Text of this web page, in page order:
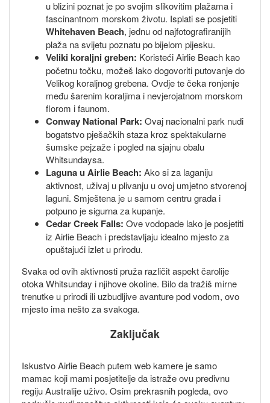
u blizini poznat je po svojim slikovitim plažama i
fascinantnom morskom životu. Isplati se posjetiti
Whitehaven Beach, jednu od najfotografiranijih
plaža na svijetu poznatu po bijelom pijesku.
Veliki koraljni greben: Koristeći Airlie Beach kao
početnu točku, možeš lako dogovoriti putovanje do
Velikog koraljnog grebena. Ovdje te čeka ronjenje
među šarenim koraljima i nevjerojatnom morskom
florom i faunom.
Conway National Park: Ovaj nacionalni park nudi
bogatstvo pješačkih staza kroz spektakularne
šumske pejzaže i pogled na sjajnu obalu
Whitsundaysa.
Laguna u Airlie Beach: Ako si za laganiju
aktivnost, uživaj u plivanju u ovoj umjetno stvorenoj
laguni. Smještena je u samom centru grada i
potpuno je sigurna za kupanje.
Cedar Creek Falls: Ove vodopade lako je posjetiti
iz Airlie Beach i predstavljaju idealno mjesto za
opuštajući izlet u prirodu.
Svaka od ovih aktivnosti pruža različit aspekt čarolije
otoka Whitsunday i njihove okoline. Bilo da tražiš mirne
trenutke u prirodi ili uzbudljive avanture pod vodom, ovo
mjesto ima nešto za svakoga.
Zaključak
Iskustvo Airlie Beach putem web kamere je samo
mamac koji mami posjetitelje da istraže ovu predivnu
regiju Australije uživo. Osim prekrasnih pogleda, ovo